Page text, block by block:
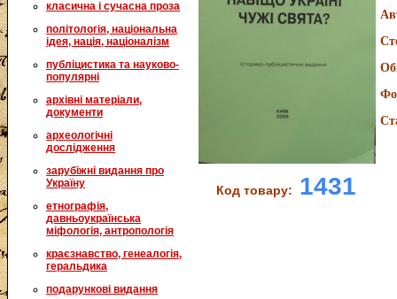
класична і сучасна проза
політологія, національна
ідея, нація, націоналізм
публіцистика та науково-
популярні
архівні матеріали,
документи
археологічні
дослідження
зарубіжні видання про
Україну
етнографія,
давньоукраїнська
міфологія, антропологія
краєзнавство, генеалогія,
геральдика
подарункові видання
Код товару: 1431